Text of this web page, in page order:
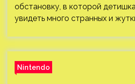
обстановку, в которой
увидеть много странных и
Nintendo